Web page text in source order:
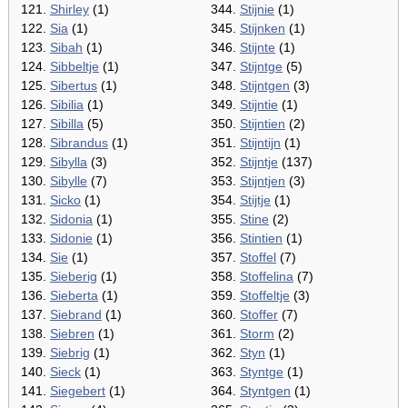
121. Shirley (1)
122. Sia (1)
123. Sibah (1)
124. Sibbeltje (1)
125. Sibertus (1)
126. Sibilia (1)
127. Sibilla (5)
128. Sibrandus (1)
129. Sibylla (3)
130. Sibylle (7)
131. Sicko (1)
132. Sidonia (1)
133. Sidonie (1)
134. Sie (1)
135. Sieberig (1)
136. Sieberta (1)
137. Siebrand (1)
138. Siebren (1)
139. Siebrig (1)
140. Sieck (1)
141. Siegebert (1)
344. Stijnie (1)
345. Stijnken (1)
346. Stijnte (1)
347. Stijntge (5)
348. Stijntgen (3)
349. Stijntie (1)
350. Stijntien (2)
351. Stijntijn (1)
352. Stijntje (137)
353. Stijntjen (3)
354. Stijtje (1)
355. Stine (2)
356. Stintien (1)
357. Stoffel (7)
358. Stoffelina (7)
359. Stoffeltje (3)
360. Stoffer (7)
361. Storm (2)
362. Styn (1)
363. Styntge (1)
364. Styntgen (1)